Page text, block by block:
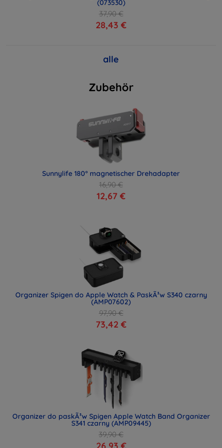
(073530)
37,90 €
28,43 €
alle
Zubehör
Sunnylife 180° magnetischer Drehadapter
16,90 €
12,67 €
Organizer Spigen do Apple Watch & PaskÃ³w S340 czarny
(AMP07602)
97,90 €
73,42 €
Organizer do paskÃ³w Spigen Apple Watch Band Organizer
S341 czarny (AMP09445)
39,90 €